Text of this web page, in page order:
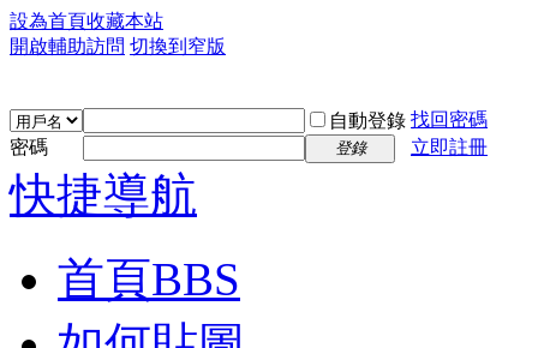
設為首頁收藏本站
開啟輔助訪問 切換到窄版
自動登錄 找回密碼
密碼
登錄 立即註冊
快捷導航
首頁BBS